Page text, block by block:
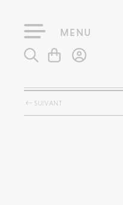
MENU
SUIVANT